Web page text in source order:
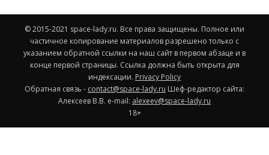
© 2015-2021 space-lady.ru. Все права защищены. Полное или
частичное копирование материалов разрешено только с
указанием обратной ссылки на наш сайт в первом абзаце и в
конце первой страницы. Ссылка должна быть открыта для
индексации. Privacy Policy
Обратная связь - contact@space-lady.ru Шеф-редактор сайта:
Алексеев В.В. e-mail: alexeev@space-lady.ru
18+